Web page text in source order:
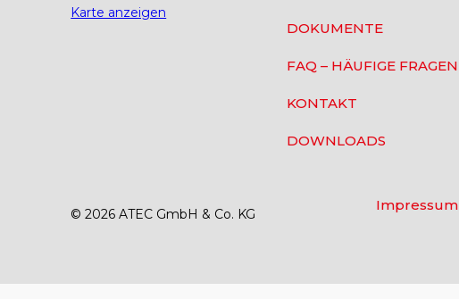
Karte anzeigen
DOKUMENTE
FAQ – HÄUFIGE FRAGEN
KONTAKT
DOWNLOADS
© 2026 ATEC GmbH & Co. KG
Impressum